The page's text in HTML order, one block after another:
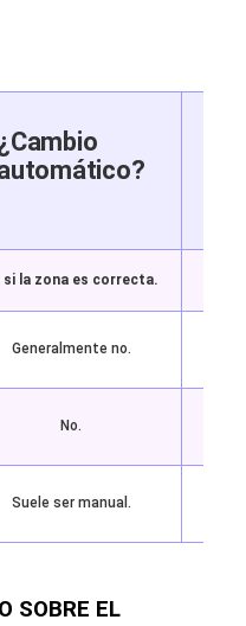
si la zona es correcta.
Generalmente no.
No.
Suele ser manual.
SOBRE EL